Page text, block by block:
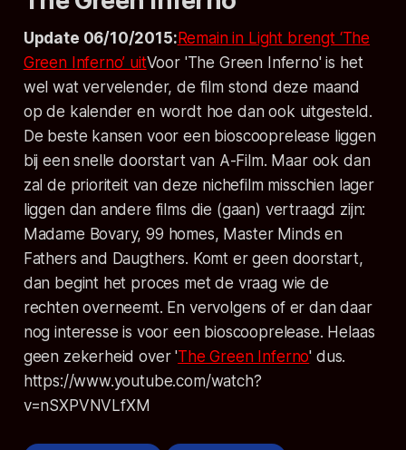
Update 06/10/2015: Remain in Light brengt ‘The
Green Inferno’ uitVoor 'The Green Inferno' is het
wel wat vervelender, de film stond deze maand
op de kalender en wordt hoe dan ook uitgesteld.
De beste kansen voor een bioscooprelease liggen
bij een snelle doorstart van A-Film. Maar ook dan
zal de prioriteit van deze nichefilm misschien lager
liggen dan andere films die (gaan) vertraagd zijn:
Madame Bovary, 99 homes, Master Minds en
Fathers and Daugthers. Komt er geen doorstart,
dan begint het proces met de vraag wie de
rechten overneemt. En vervolgens of er dan daar
nog interesse is voor een bioscooprelease. Helaas
geen zekerheid over 'The Green Inferno' dus.
https://www.youtube.com/watch?
v=nSXPVNVLfXM